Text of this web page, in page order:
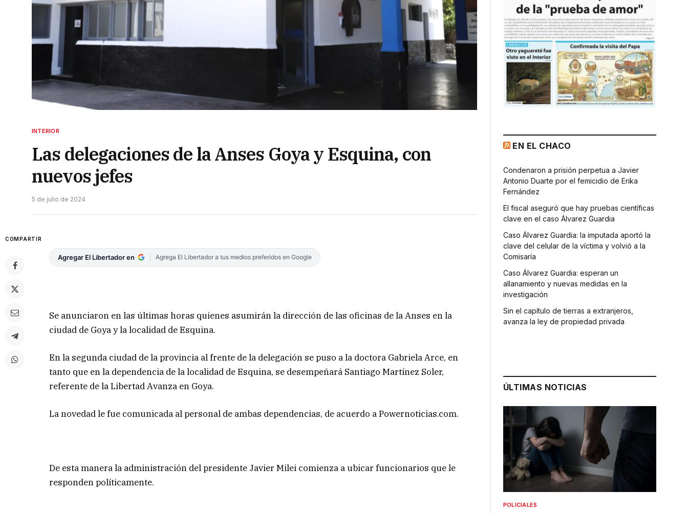
INTERIOR
Las delegaciones de la Anses Goya y Esquina, con
nuevos jefes
5 de julio de 2024
COMPARTIR
Agregar El Libertador en Agrega El Libertador a tus medios preferidos en Google
Se anunciaron en las últimas horas quienes asumirán la dirección de las oficinas de la Anses en la
ciudad de Goya y la localidad de Esquina.
En la segunda ciudad de la provincia al frente de la delegación se puso a la doctora Gabriela Arce, en
tanto que en la dependencia de la localidad de Esquina, se desempeñará Santiago Martínez Soler,
referente de la Libertad Avanza en Goya.
La novedad le fue comunicada al personal de ambas dependencias, de acuerdo a Powernoticias.com.
De esta manera la administración del presidente Javier Milei comienza a ubicar funcionarios que le
responden políticamente.
EN EL CHACO
Condenaron a prisión perpetua a Javier
Antonio Duarte por el femicidio de Erika
Fernández
El fiscal aseguró que hay pruebas científicas
clave en el caso Álvarez Guardia
Caso Álvarez Guardia: la imputada aportó la
clave del celular de la víctima y volvió a la
Comisaría
Caso Álvarez Guardia: esperan un
allanamiento y nuevas medidas en la
investigación
Sin el capítulo de tierras a extranjeros,
avanza la ley de propiedad privada
ÚLTIMAS NOTICIAS
POLICIALES